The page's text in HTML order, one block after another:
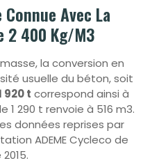
Avec La
2 400 Kg/m3
la conversion en
usuelle du béton, soit
920 t correspond ainsi à
1 290 t renvoie à 516 m3.
données reprises par
ADEME Cycleco de